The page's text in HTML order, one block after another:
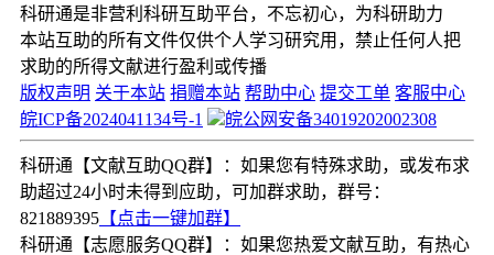
科研通是非营利科研互助平台，不忘初心，为科研助力
本站互助的所有文件仅供个人学习研究用，禁止任何人把
求助的所得文献进行盈利或传播
版权声明 关于本站 捐赠本站 帮助中心 提交工单 客服中心
皖ICP备2024041134号-1
皖公网安备34019202002308
科研通【文献互助QQ群】：如果您有特殊求助，或发布求
助超过24小时未得到应助，可加群求助，群号：
821889395 【点击一键加群】
科研通【志愿服务QQ群】：如果您热爱文献互助，有热心